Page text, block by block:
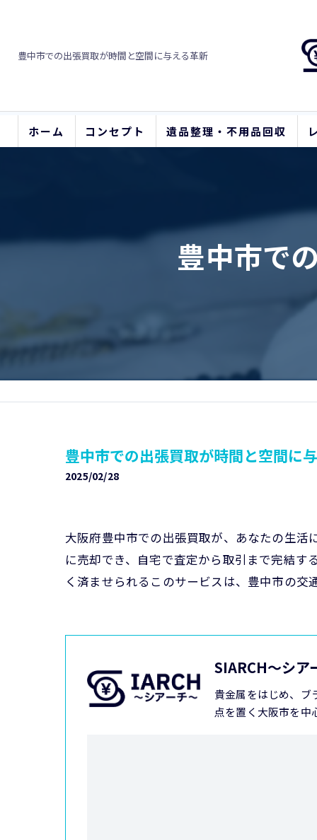
豊中市での出張買取が時間と空間に与える革新
ホーム コンセプト 遺品整理・不用品回収
豊中市で
豊中市での出張買取が時間と空間に
2025/02/28
大阪府豊中市での出張買取が、あなたの生
に売却でき、自宅で査定から取引まで完結
く済ませられるこのサービスは、豊中市の交
SIARCH～シア
貴金属をはじめ、ブ
点を置く大阪市を中